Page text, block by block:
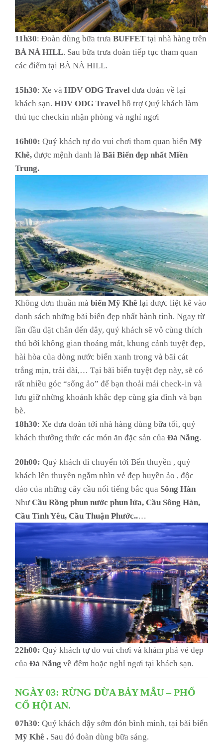
11h30: Đoàn dùng bữa trưa BUFFET tại nhà hàng trên
BÀ NÀ HILL. Sau bữa trưa đoàn tiếp tục tham quan
các điểm tại BÀ NÀ HILL.
15h30: Xe và HDV ODG Travel đưa đoàn về lại
khách sạn. HDV ODG Travel hỗ trợ Quý khách làm
thủ tục checkin nhận phòng và nghỉ ngơi
16h00: Quý khách tự do vui chơi tham quan biển Mỹ
Khê, được mệnh danh là Bãi Biển đẹp nhất Miền
Trung.
Không đơn thuần mà biển Mỹ Khê lại được liệt kê vào
danh sách những bãi biển đẹp nhất hành tinh. Ngay từ
lần đầu đặt chân đến đây, quý khách sẽ vô cùng thích
thú bởi không gian thoáng mát, khung cảnh tuyệt đẹp,
hài hòa của dòng nước biển xanh trong và bãi cát
trắng mịn, trải dài,… Tại bãi biển tuyệt đẹp này, sẽ có
rất nhiều góc “sống ảo” để bạn thoải mái check-in và
lưu giữ những khoảnh khắc đẹp cùng gia đình và bạn
bè.
18h30: Xe đưa đoàn tới nhà hàng dùng bữa tối, quý
khách thưởng thức các món ăn đặc sản của Đà Nẵng.
20h00: Quý khách di chuyển tới Bến thuyền , quý
khách lên thuyền ngắm nhìn vẻ đẹp huyền ảo , độc
đáo của những cây cầu nổi tiếng bắc qua Sông Hàn
NhưCầu Rồng phun nước phun lửa, Cầu Sông Hàn,
Cầu Tình Yêu, Cầu Thuận Phước..…
22h00: Quý khách tự do vui chơi và khám phá vẻ đẹp
của Đà Nẵng về đêm hoặc nghỉ ngơi tại khách sạn.
NGÀY 03: RỪNG DỪA BẢY MẪU – PHỐ
CỔ HỘI AN.
07h30: Quý khách dậy sớm đón bình minh, tại bãi biển
Mỹ Khê . Sau đó đoàn dùng bữa sáng.